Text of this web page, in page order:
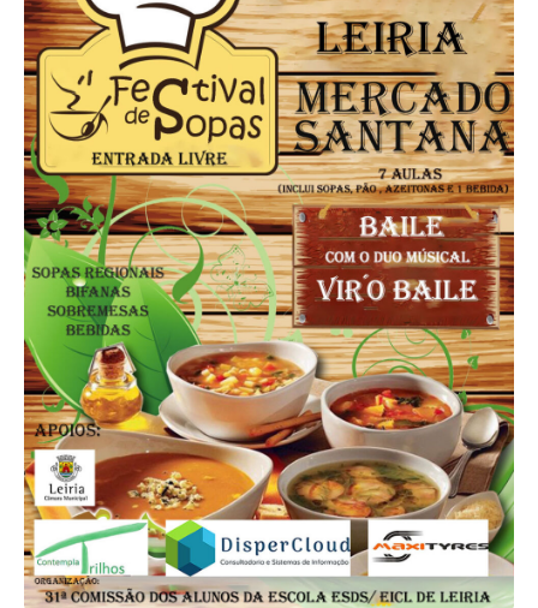
Acompanhe a Leiria Agenda
CULTURA
DESPORTO